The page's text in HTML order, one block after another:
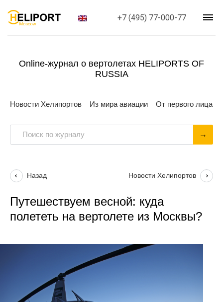
+7 (495) 77-000-77
Online-журнал о вертолетах HELIPORTS OF
RUSSIA
Новости Хелипортов Из мира авиации От первого лица
Назад Новости Хелипортов
Путешествуем весной: куда
полететь на вертолете из Москвы?